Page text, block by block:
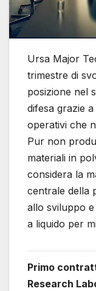
Ursa Major
trimestre di
posizione nel
difesa grazie
operativi che
Pur non
materiali in
considera la
centrale della
allo sviluppo
a liquido per
Primo
Research